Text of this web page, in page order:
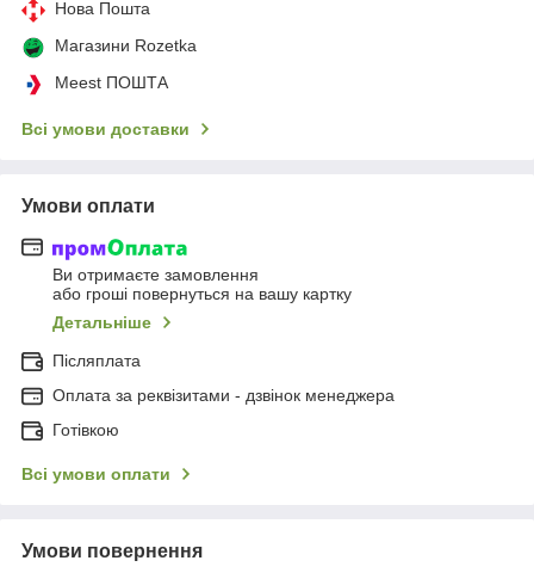
Нова Пошта
Магазини Rozetka
Meest ПОШТА
Всі умови доставки
Умови оплати
Ви отримаєте замовлення
або гроші повернуться на вашу картку
Детальніше
Післяплата
Оплата за реквізитами - дзвінок менеджера
Готівкою
Всі умови оплати
Умови повернення